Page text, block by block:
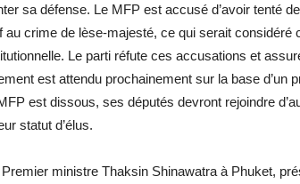
sa défense. Le MFP est accusé d’avoir tenté
au crime de lèse-majesté, ce qui serait considéré
Le parti réfute ces accusations et
est attendu prochainement sur la base d’un
est dissous, ses députés devront rejoindre
statut d’élus.
Premier ministre Thaksin Shinawatra à Phuket,